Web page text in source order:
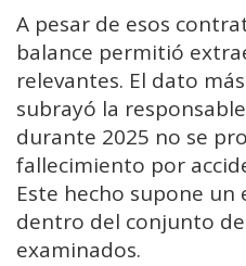
A pesar de esos
balance permitió
relevantes. El dato
subrayó la
durante 2025 no se
fallecimiento por
Este hecho supone
dentro del conjunto
examinados.